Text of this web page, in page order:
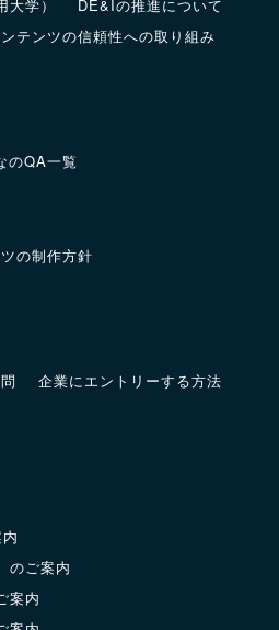
学）
DE&Iの推進について
テンツの信頼性への取り組み
のQA一覧
の制作方針
企業にエントリーする方法
のご案内
案内